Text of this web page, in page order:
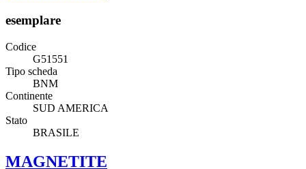
esemplare
Codice
G51551
Tipo scheda
BNM
Continente
SUD AMERICA
Stato
BRASILE
MAGNETITE